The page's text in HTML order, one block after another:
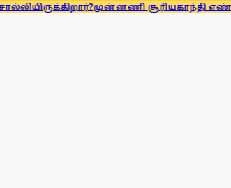
முன்னணி சூரியகாந்தி எண்ணெய்